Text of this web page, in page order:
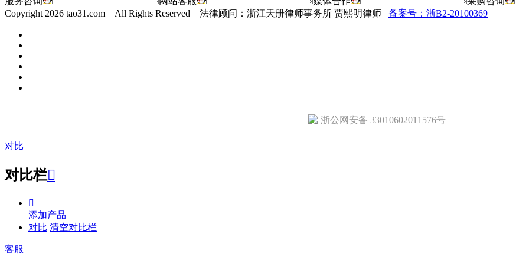
Copyright 2026 tao31.com All Rights Reserved 法律顾问：浙江天册律师事务所 贾熙明律师 备案号：浙B2-20100369
浙公网安备 33010602011576号
对比
对比栏

添加产品
对比 清空对比栏
客服